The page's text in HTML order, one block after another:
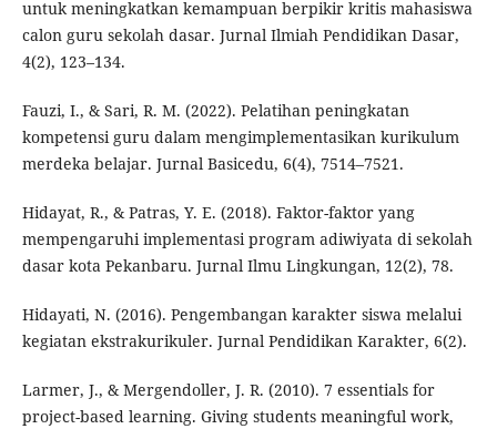
untuk meningkatkan kemampuan berpikir kritis mahasiswa
calon guru sekolah dasar. Jurnal Ilmiah Pendidikan Dasar,
4(2), 123–134.
Fauzi, I., & Sari, R. M. (2022). Pelatihan peningkatan
kompetensi guru dalam mengimplementasikan kurikulum
merdeka belajar. Jurnal Basicedu, 6(4), 7514–7521.
Hidayat, R., & Patras, Y. E. (2018). Faktor-faktor yang
mempengaruhi implementasi program adiwiyata di sekolah
dasar kota Pekanbaru. Jurnal Ilmu Lingkungan, 12(2), 78.
Hidayati, N. (2016). Pengembangan karakter siswa melalui
kegiatan ekstrakurikuler. Jurnal Pendidikan Karakter, 6(2).
Larmer, J., & Mergendoller, J. R. (2010). 7 essentials for
project-based learning. Giving students meaningful work,